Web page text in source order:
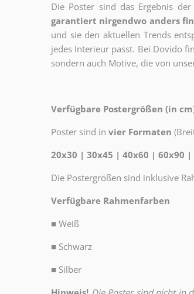
Die Poster sind das Ergebnis
garantiert nirgendwo anders
und sie den aktuellen Trends
jedes Interieur passt. Bei Dovido
sondern auch Motive, die von
Verfügbare Postergrößen (in
Poster sind in vier Formaten
20x30 | 30x45 | 40x60 | 60x90 |
Die Postergrößen sind inklusive
Verfügbare Rahmenfarben
■ Weiß
■ Schwarz
■ Silber